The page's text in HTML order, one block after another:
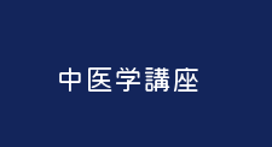
中医学講座